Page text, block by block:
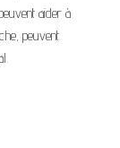
aider à
peuvent